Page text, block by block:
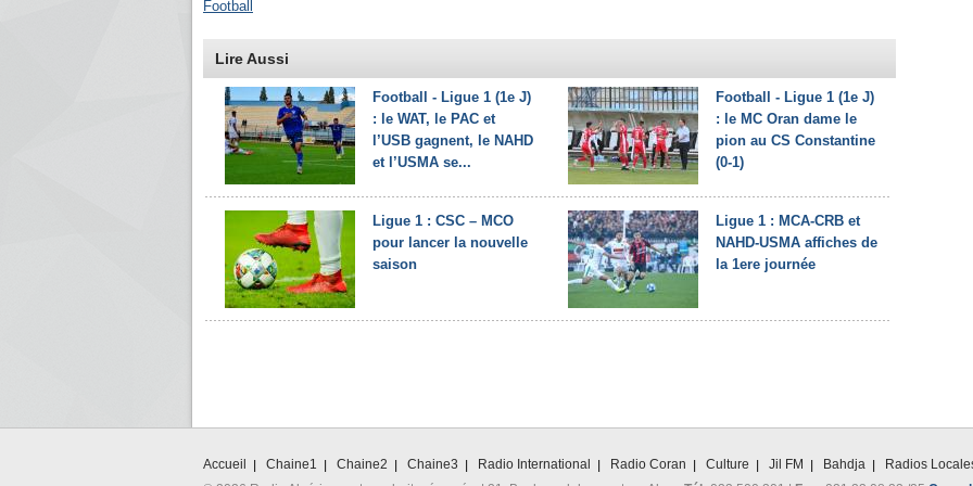
Football
Lire Aussi
Football - Ligue 1 (1e J)
: le WAT, le PAC et
l’USB gagnent, le NAHD
et l’USMA se...
Football - Ligue 1 (1e J)
: le MC Oran dame le
pion au CS Constantine
(0-1)
Ligue 1 : CSC – MCO
pour lancer la nouvelle
saison
Ligue 1 : MCA-CRB et
NAHD-USMA affiches de
la 1ere journée
Accueil Chaine1 Chaine2 Chaine3 Radio International Radio Coran Culture Jil FM Bahdja
Radios